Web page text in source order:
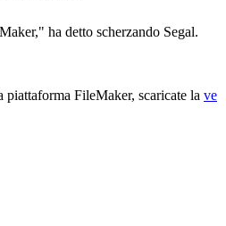
ha detto scherzando Segal.
FileMaker, scaricate la ve